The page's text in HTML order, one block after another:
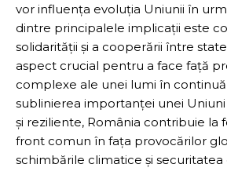
vor influența evoluția Uniunii în
dintre principalele implicații este
solidarității și a cooperării între
aspect crucial pentru a face față
complexe ale unei lumi în
sublinierea importanței unei
și reziliente, România contribuie la
front comun în fața provocărilor
schimbările climatice și securitatea